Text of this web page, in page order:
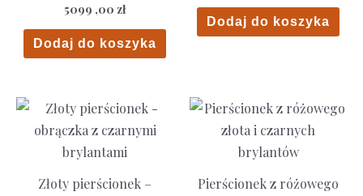
5099 ,00 zł
Dodaj do koszyka
Dodaj do koszyka
Złoty pierścionek –
Pierścionek z różowego